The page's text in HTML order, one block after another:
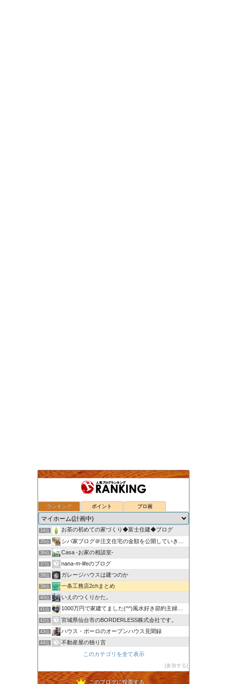
ランキング ポイント ブロ画
32位 ついのすみかはここにあるか
33位 30代の会社員がマイホームを買うってよ！
34位 お茶の初めての家づくり◆富士住建◆ブログ
35位 シバ家ブログ＠注文住宅の金額を公開していきます
36位 Casa -お家の相談室-
37位 nana-m-lifeのブログ
38位 ガレージハウスは建つのか
39位 一条工務店2chまとめ
40位 いえのつくりかた。
41位 1000万円で家建てました(^^)風水好き節約主婦のローコ…
42位 宮城県仙台市のBORDERLESS株式会社です。
43位 ハウス・ポーロのオープンハウス見聞録
44位 不動産屋の独り言
山口のネツい工務店blog
このカテゴリを全て表示
参加する
このブログに投票する